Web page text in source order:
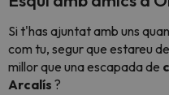
Si t'has ajuntat amb uns
com tu, segur que estareu
millor que una escapada de
Arcalís ?